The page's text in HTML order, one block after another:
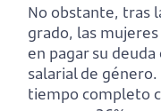
No obstante, tras
grado, las
en pagar su
salarial de
tiempo completo